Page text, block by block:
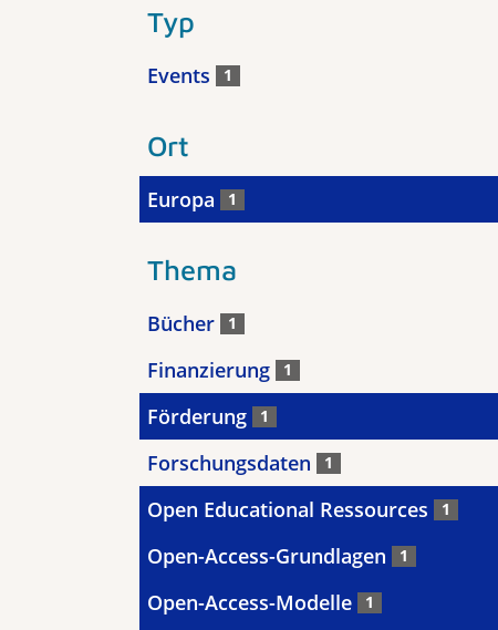
Typ
Events 1
Ort
Europa 1
Thema
Bücher 1
Finanzierung 1
Förderung 1
Forschungsdaten 1
Open Educational Ressources 1
Open-Access-Grundlagen 1
Open-Access-Modelle 1